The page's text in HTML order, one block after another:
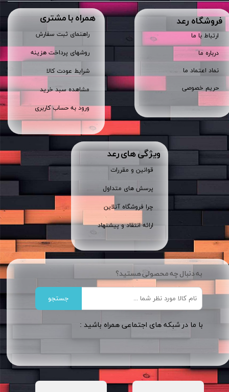
​فروشگاه رعد
ارتباط با ما
درباره ما
نماد اعتماد ما
حریم خصوصی
همراه با مشتری
راهنمای ثبت سفارش
روشهای پرداخت هزینه
شرایط عودت کالا
مشاهده سبد خرید
ورود به حساب کاربری
ویژگی های رعد
قوانین و مقررات
پرسش های متداول
چرا فروشگاه آنلاین
ارائه انتقاد و پیشنهاد
به دنبال چه محصولی هستید؟
جستجو
​​با ما در شبکه های اجتماعی همراه باشید :